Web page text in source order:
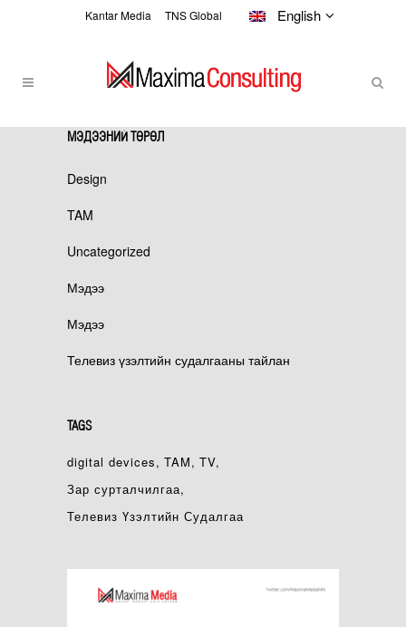
Kantar Media TNS Global English
ТЕЛЕВИЗ ҮЗЭЛТИЙН
СУДАЛГААНЫ ТАЙЛАН
МЭДЭЭНИЙ ТӨРӨЛ
Design
TAM
Uncategorized
Мэдээ
Мэдээ
Телевиз үзэлтийн судалгааны тайлан
TAGS
digital devices TAM TV
Зар сурталчилгаа
Телевиз Үзэлтийн Судалгаа